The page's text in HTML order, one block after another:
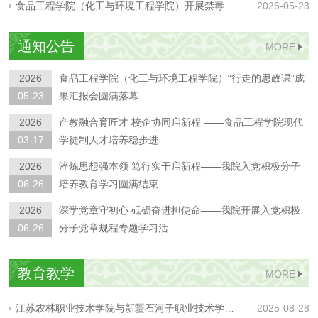
食品工程学院（化工与环境工程学院）开展禁毒专题宣讲活动 2026-05-23
通知公告 MORE
05-26 份有限公司进行订单班人...
2026
05-23
食品工程学院（化工与环境工程学院）开展禁毒专题宣讲
活动
2026
05-23
食品工程学院（化工与环境工程学院）“行走的思政课”成
果汇报会圆满落幕
2026
03-17
产教融合育匠才 校企协同启新程 ——食品工程学院现代
学徒制人才培养稳步进...
2026
06-26
淬炼思想强本领 笃行实干启新程——我院入党积极分子
培养教育学习圆满结束
2026
06-26
深学党章守初心 砥砺奋进担使命——我院开展入党积极
分子党章规程专题学习活...
06-26
生动员大会
教育教学 MORE
江苏农林职业技术学院与新疆石河子职业技术学院开展专题分享交流会 2025-08-28